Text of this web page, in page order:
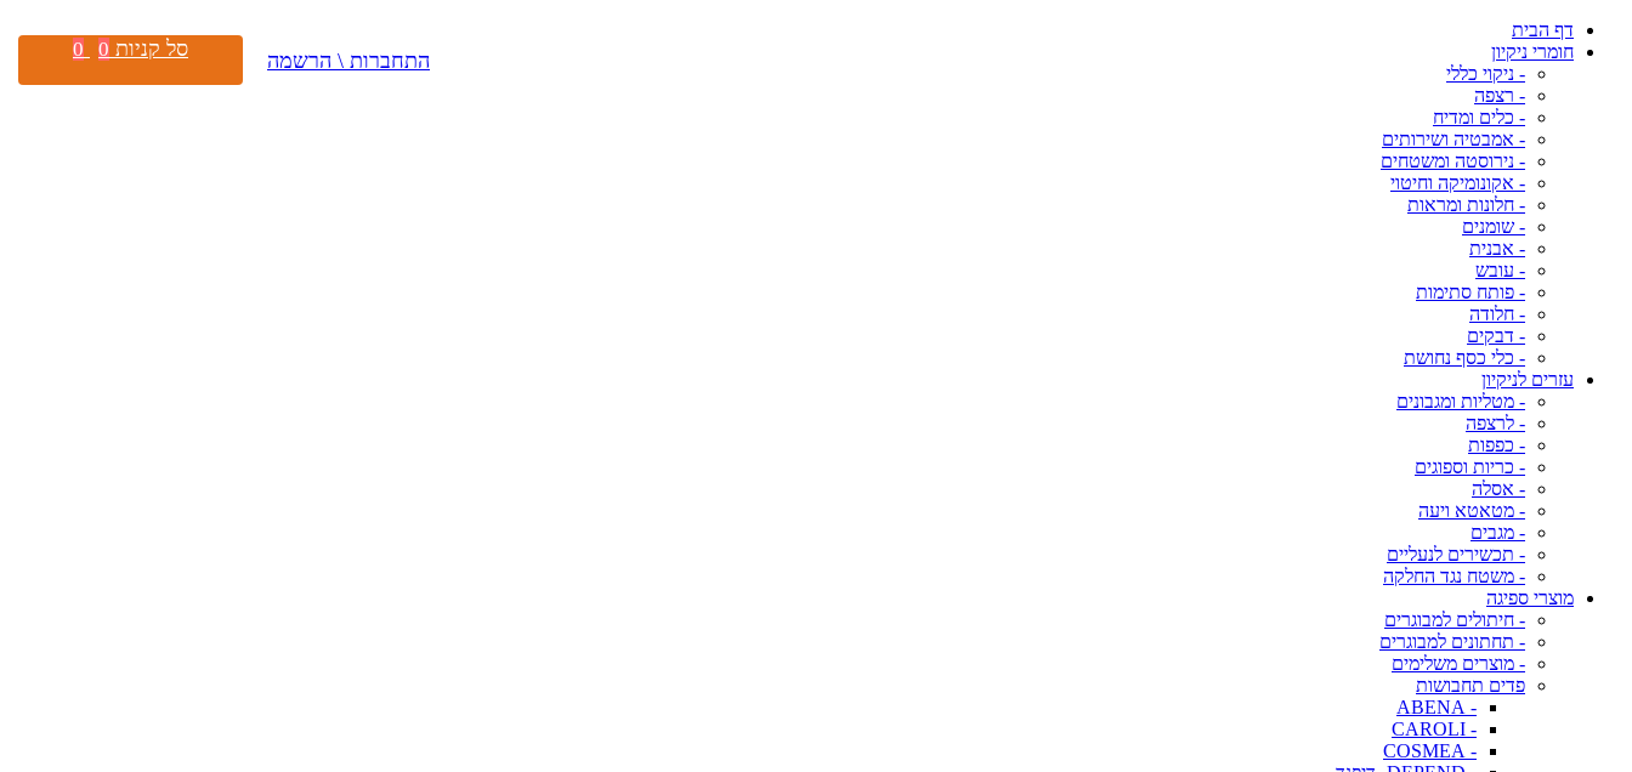
דף הבית
חומרי ניקיון
- ניקוי כללי
- רצפה
- כלים ומדיח
- אמבטיה ושירותים
- נירוסטה ומשטחים
- אקונומיקה וחיטוי
- חלונות ומראות
- שומנים
- אבנית
- עובש
- פותח סתימות
- חלודה
- דבקים
- כלי כסף נחושת
עזרים לניקיון
- מטליות ומגבונים
- לרצפה
- כפפות
- כריות וספוגים
- אסלה
- מטאטא ויעה
- מגבים
- תכשירים לנעליים
- משטח נגד החלקה
מוצרי ספיגה
- חיתולים למבוגרים
- תחתונים למבוגרים
- מוצרים משלימים
פדים תחבושות
- ABENA
- CAROLI
- COSMEA
התחברות \ הרשמה סל קניות 0
0